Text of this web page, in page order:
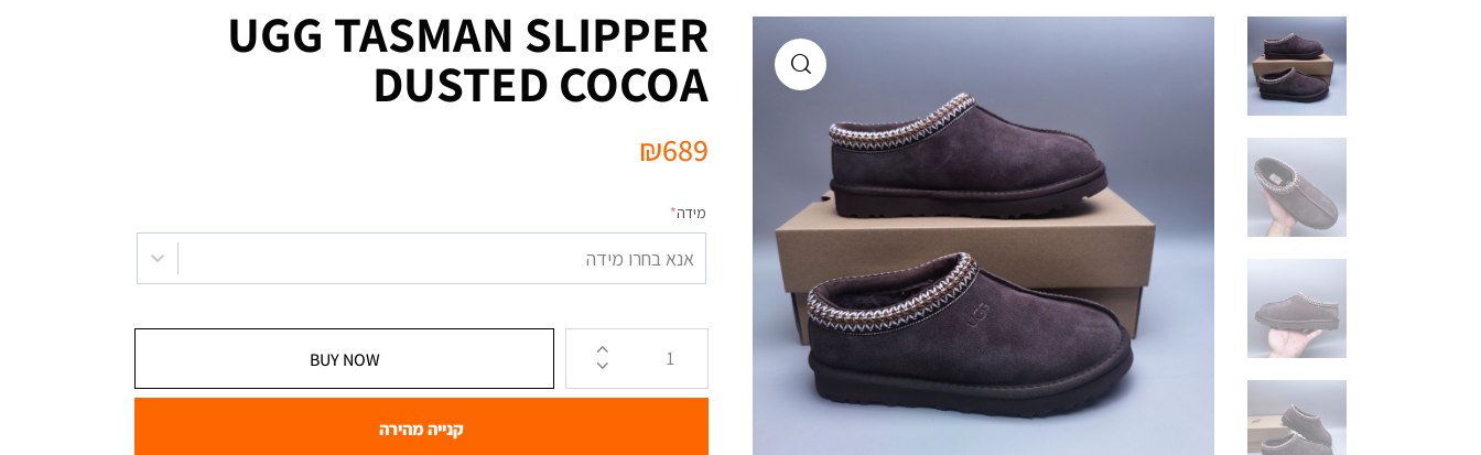
UGG TASMAN SLIPPER
DUSTED COCOA
₪689
מידה*
אנא בחרו מידה
BUY NOW
קנייה מהירה